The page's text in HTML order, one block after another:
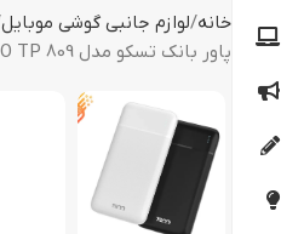
خانه لوازم جانبی گوشی موبایل
پاور بانک تسکو مدل TSCO TP 809 با ظرفیت 10000 میلی آمپر